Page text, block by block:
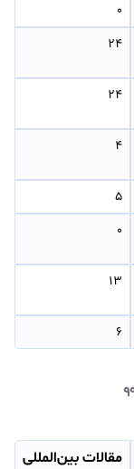
۰
۲۴
۲۴
۴
۵
۰
۱۳
۶
مقالات بین‌المللی